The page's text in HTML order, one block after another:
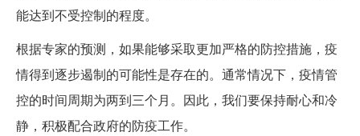
能达到不受控制的程度。
根据专家的预测，如果能够采取更加严格的防控措施，疫
情得到逐步遏制的可能性是存在的。通常情况下，疫情管
控的时间周期为两到三个月。因此，我们要保持耐心和冷
静，积极配合政府的防疫工作。